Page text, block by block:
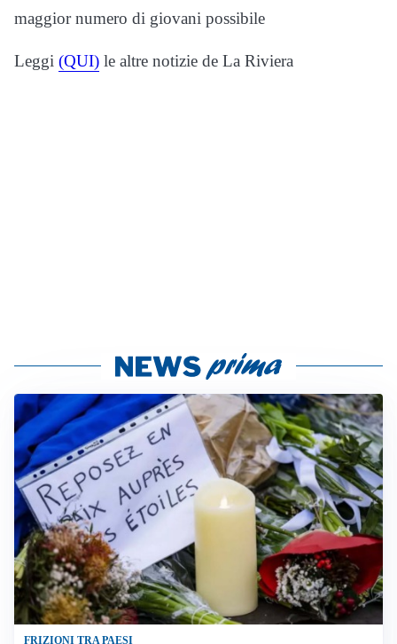
maggior numero di giovani possibile
Leggi (QUI) le altre notizie de La Riviera
FRIZIONI TRA PAESI